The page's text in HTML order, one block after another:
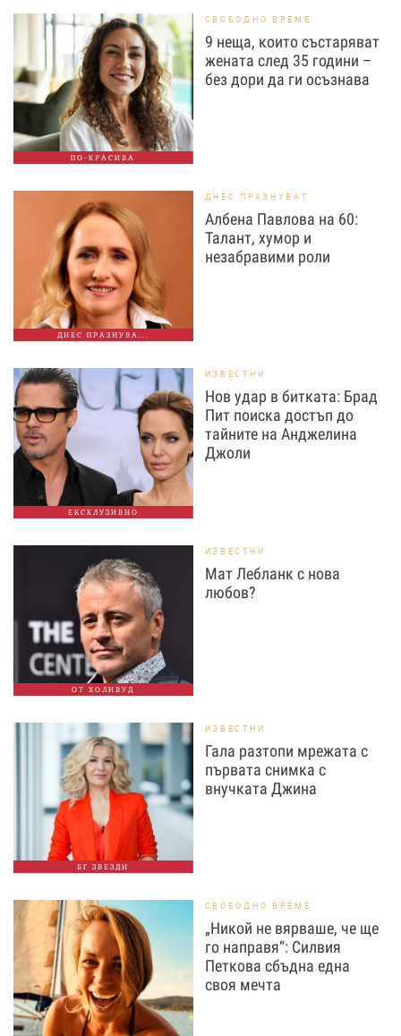
ПО-КРАСИВА
СВОБОДНО ВРЕМЕ
9 неща, които състаряват
жената след 35 години –
без дори да ги осъзнава
ДНЕС ПРАЗНУВА...
ДНЕС ПРАЗНУВАТ
Албена Павлова на 60:
Талант, хумор и
незабравими роли
ЕКСКЛУЗИВНО
ИЗВЕСТНИ
Нов удар в битката: Брад
Пит поиска достъп до
тайните на Анджелина
Джоли
ОТ ХОЛИВУД
ИЗВЕСТНИ
Мат Лебланк с нова
любов?
БГ ЗВЕЗДИ
ИЗВЕСТНИ
Гала разтопи мрежата с
първата снимка с
внучката Джина
СВОБОДНО ВРЕМЕ
„Никой не вярваше, че ще
го направя“: Силвия
Петкова сбъдна една
своя мечта